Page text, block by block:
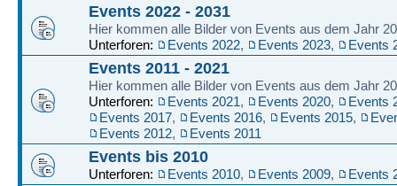
Events 2022 - 2031
Hier kommen alle Bilder von Events aus dem Jahr
Unterforen:
Events 2022, Events 2023, Events
Events 2011 - 2021
Hier kommen alle Bilder von Events aus dem Jahr
Unterforen:
Events 2021, Events 2020,
Events
Events 2017, Events 2016, Events 2015,
Events 2012, Events 2011
Events bis 2010
Unterforen: Events 2010, Events 2009, Events